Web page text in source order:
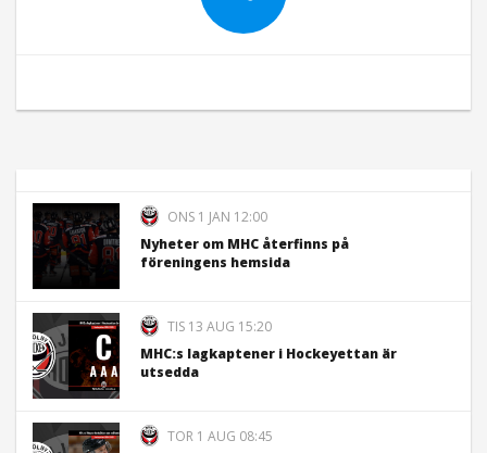
ONS 1 JAN 12:00
Nyheter om MHC återfinns på
föreningens hemsida
TIS 13 AUG 15:20
MHC:s lagkaptener i Hockeyettan är
utsedda
TOR 1 AUG 08:45